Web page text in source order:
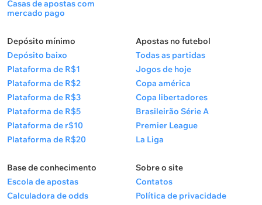
Casas de apostas com
mercado pago
Depósito mínimo
Depósito baixo
Plataforma de R$1
Plataforma de R$2
Plataforma de R$3
Plataforma de R$5
Plataforma de r$10
Plataforma de R$20
Apostas no futebol
Todas as partidas
Jogos de hoje
Copa américa
Copa libertadores
Brasileirão Série A
Premier League
La Liga
Base de conhecimento
Escola de apostas
Calculadora de odds
Sobre o site
Contatos
Política de privacidade